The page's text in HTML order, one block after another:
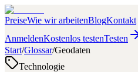
PreiseWie wir arbeitenBlogKontakt
AnmeldenKostenlos testenTesten
Start/Glossar/Geodaten
Technologie